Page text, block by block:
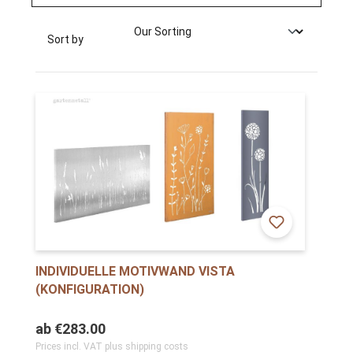
Sort by
INDIVIDUELLE MOTIVWAND VISTA
(KONFIGURATION)
ab €283.00
Prices incl. VAT plus shipping costs